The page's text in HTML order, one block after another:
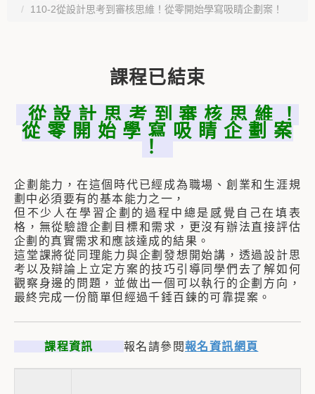
110-2從設計思考到審核思維！從零開始學寫吸睛企劃案！
課程已結束
從 設 計 思 考 到 審 核 思 維 ！
從 零 開 始 學 寫 吸 睛 企 劃 案
！
企劃能力，在這個時代已經成為職場、創業和生涯規
劃中必須要有的基本能力之一，
但不少人在學習企劃的過程中總是感覺自己在填表
格，無從驗證企劃目標和需求，更沒有辦法直接評估
企劃的真實需求和應該達成的結果。
這堂課將從同理能力與企劃發想開始講，透過設計思
考以及辯論上立定方案的技巧引導同學們去了解如何
觀察身邊的問題，並做出一個可以執行的企劃方向，
最終完成一份簡單但經過千錘百鍊的可靠提案。
課程資訊 報名請參閱報名資訊網頁